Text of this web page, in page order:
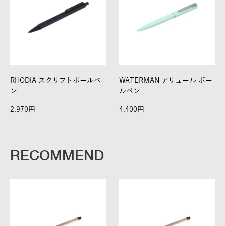
RHODIA スクリプトボールペ
ン
2,970
WATERMAN アリュール ボー
ルペン
4,400
RECOMMEND